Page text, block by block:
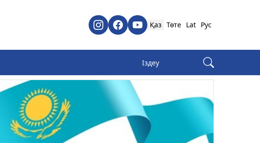
Қаз Төте Lat Рус